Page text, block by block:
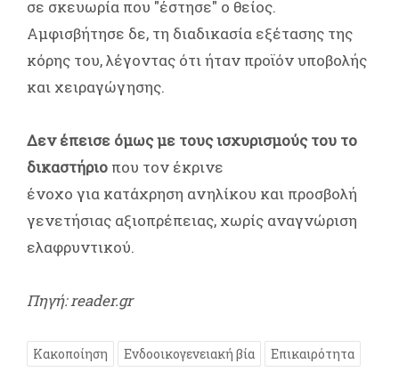
σε σκευωρία που "έστησε" ο θείος.
Αμφισβήτησε δε, τη διαδικασία εξέτασης της
κόρης του, λέγοντας ότι ήταν προϊόν υποβολής
και χειραγώγησης.
Δεν έπεισε όμως με τους ισχυρισμούς του το
δικαστήριο που τον έκρινε
ένοχο για κατάχρηση ανηλίκου και προσβολή
γενετήσιας αξιοπρέπειας, χωρίς αναγνώριση
ελαφρυντικού.
Πηγή: reader.gr
Κακοποίηση Ενδοοικογενειακή βία Επικαιρότητα